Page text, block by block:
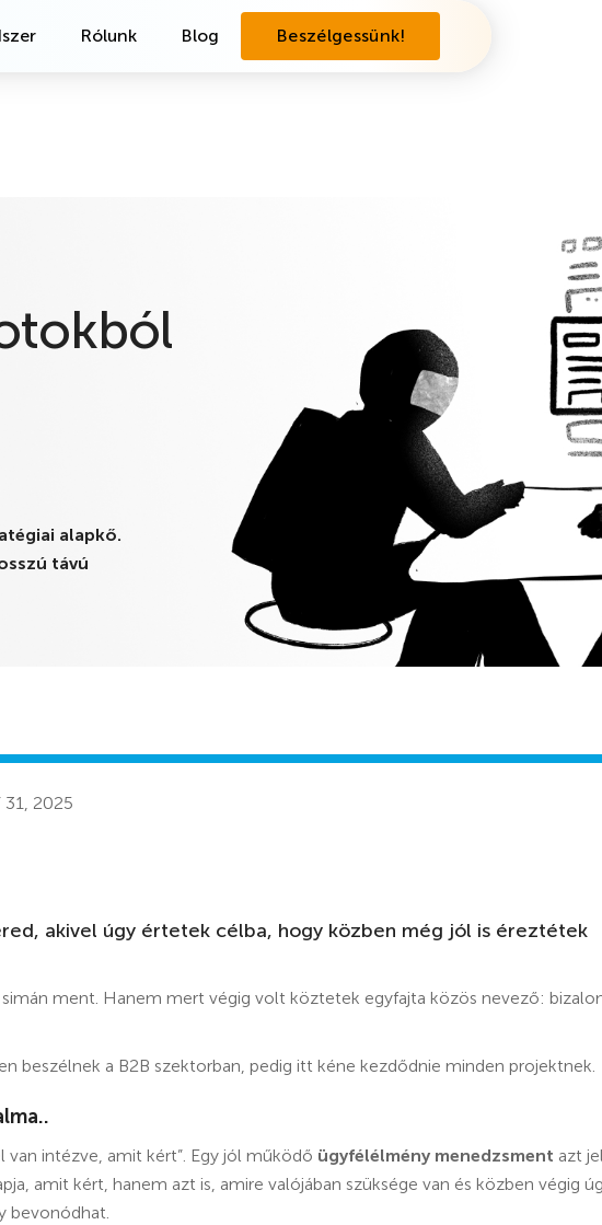
Rólunk Blog Beszélgessünk!
alapkő.
távú
31, 2025
akivel úgy értetek célba, hogy közben még jól is éreztétek
ment. Hanem mert végig volt köztetek egyfajta közös nevező:
beszélnek a B2B szektorban, pedig itt kéne kezdődnie minden projektnek.
van intézve, amit kért”. Egy jól működő ügyfélélmény menedzsment azt
amit kért, hanem azt is, amire valójában szüksége van és közben végig
bevonódhat.